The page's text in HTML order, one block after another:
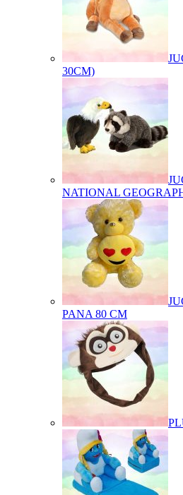
30CM)
NATIONAL
PANA 80 CM